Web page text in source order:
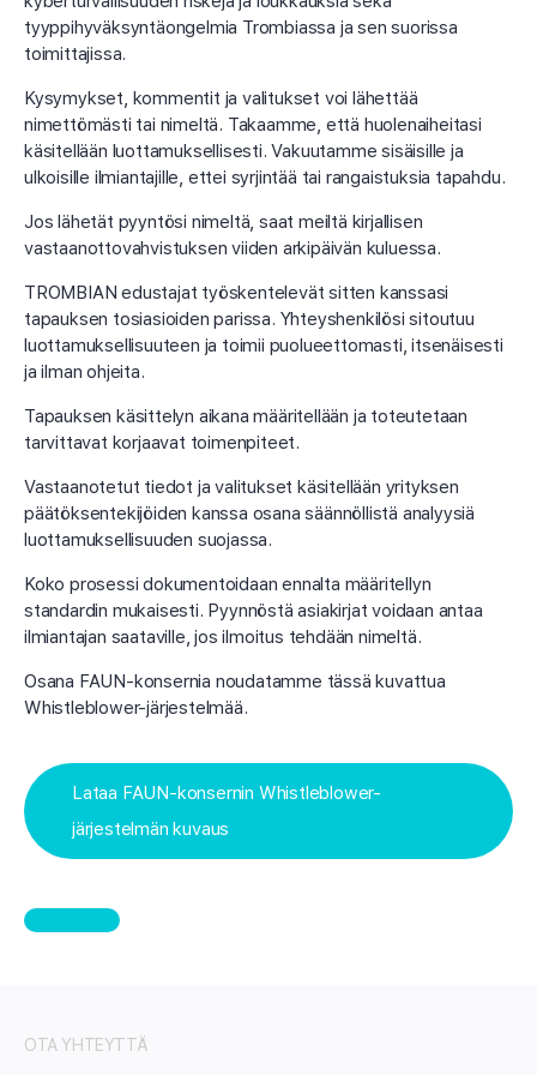
tyyppihyväksyntäongelmia Trombiassa ja sen suorissa
toimittajissa.
Kysymykset, kommentit ja valitukset voi lähettää
nimettömästi tai nimeltä. Takaamme, että huolenaiheitasi
käsitellään luottamuksellisesti. Vakuutamme sisäisille ja
ulkoisille ilmiantajille, ettei syrjintää tai rangaistuksia tapahdu.
Jos lähetät pyyntösi nimeltä, saat meiltä kirjallisen
vastaanottovahvistuksen viiden arkipäivän kuluessa.
TROMBIAN edustajat työskentelevät sitten kanssasi
tapauksen tosiasioiden parissa. Yhteyshenkilösi sitoutuu
luottamuksellisuuteen ja toimii puolueettomasti, itsenäisesti
ja ilman ohjeita.
Tapauksen käsittelyn aikana määritellään ja toteutetaan
tarvittavat korjaavat toimenpiteet.
Vastaanotetut tiedot ja valitukset käsitellään yrityksen
päätöksentekijöiden kanssa osana säännöllistä analyysiä
luottamuksellisuuden suojassa.
Koko prosessi dokumentoidaan ennalta määritellyn
standardin mukaisesti. Pyynnöstä asiakirjat voidaan antaa
ilmiantajan saataville, jos ilmoitus tehdään nimeltä.
Osana FAUN-konsernia noudatamme tässä kuvattua
Whistleblower-järjestelmää.
Lataa FAUN-konsernin Whistleblower-
järjestelmän kuvaus
OTA YHTEYTTÄ